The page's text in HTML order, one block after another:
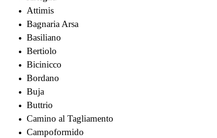
Attimis
Bagnaria Arsa
Basiliano
Bertiolo
Bicinicco
Bordano
Buja
Buttrio
Camino al Tagliamento
Campoformido